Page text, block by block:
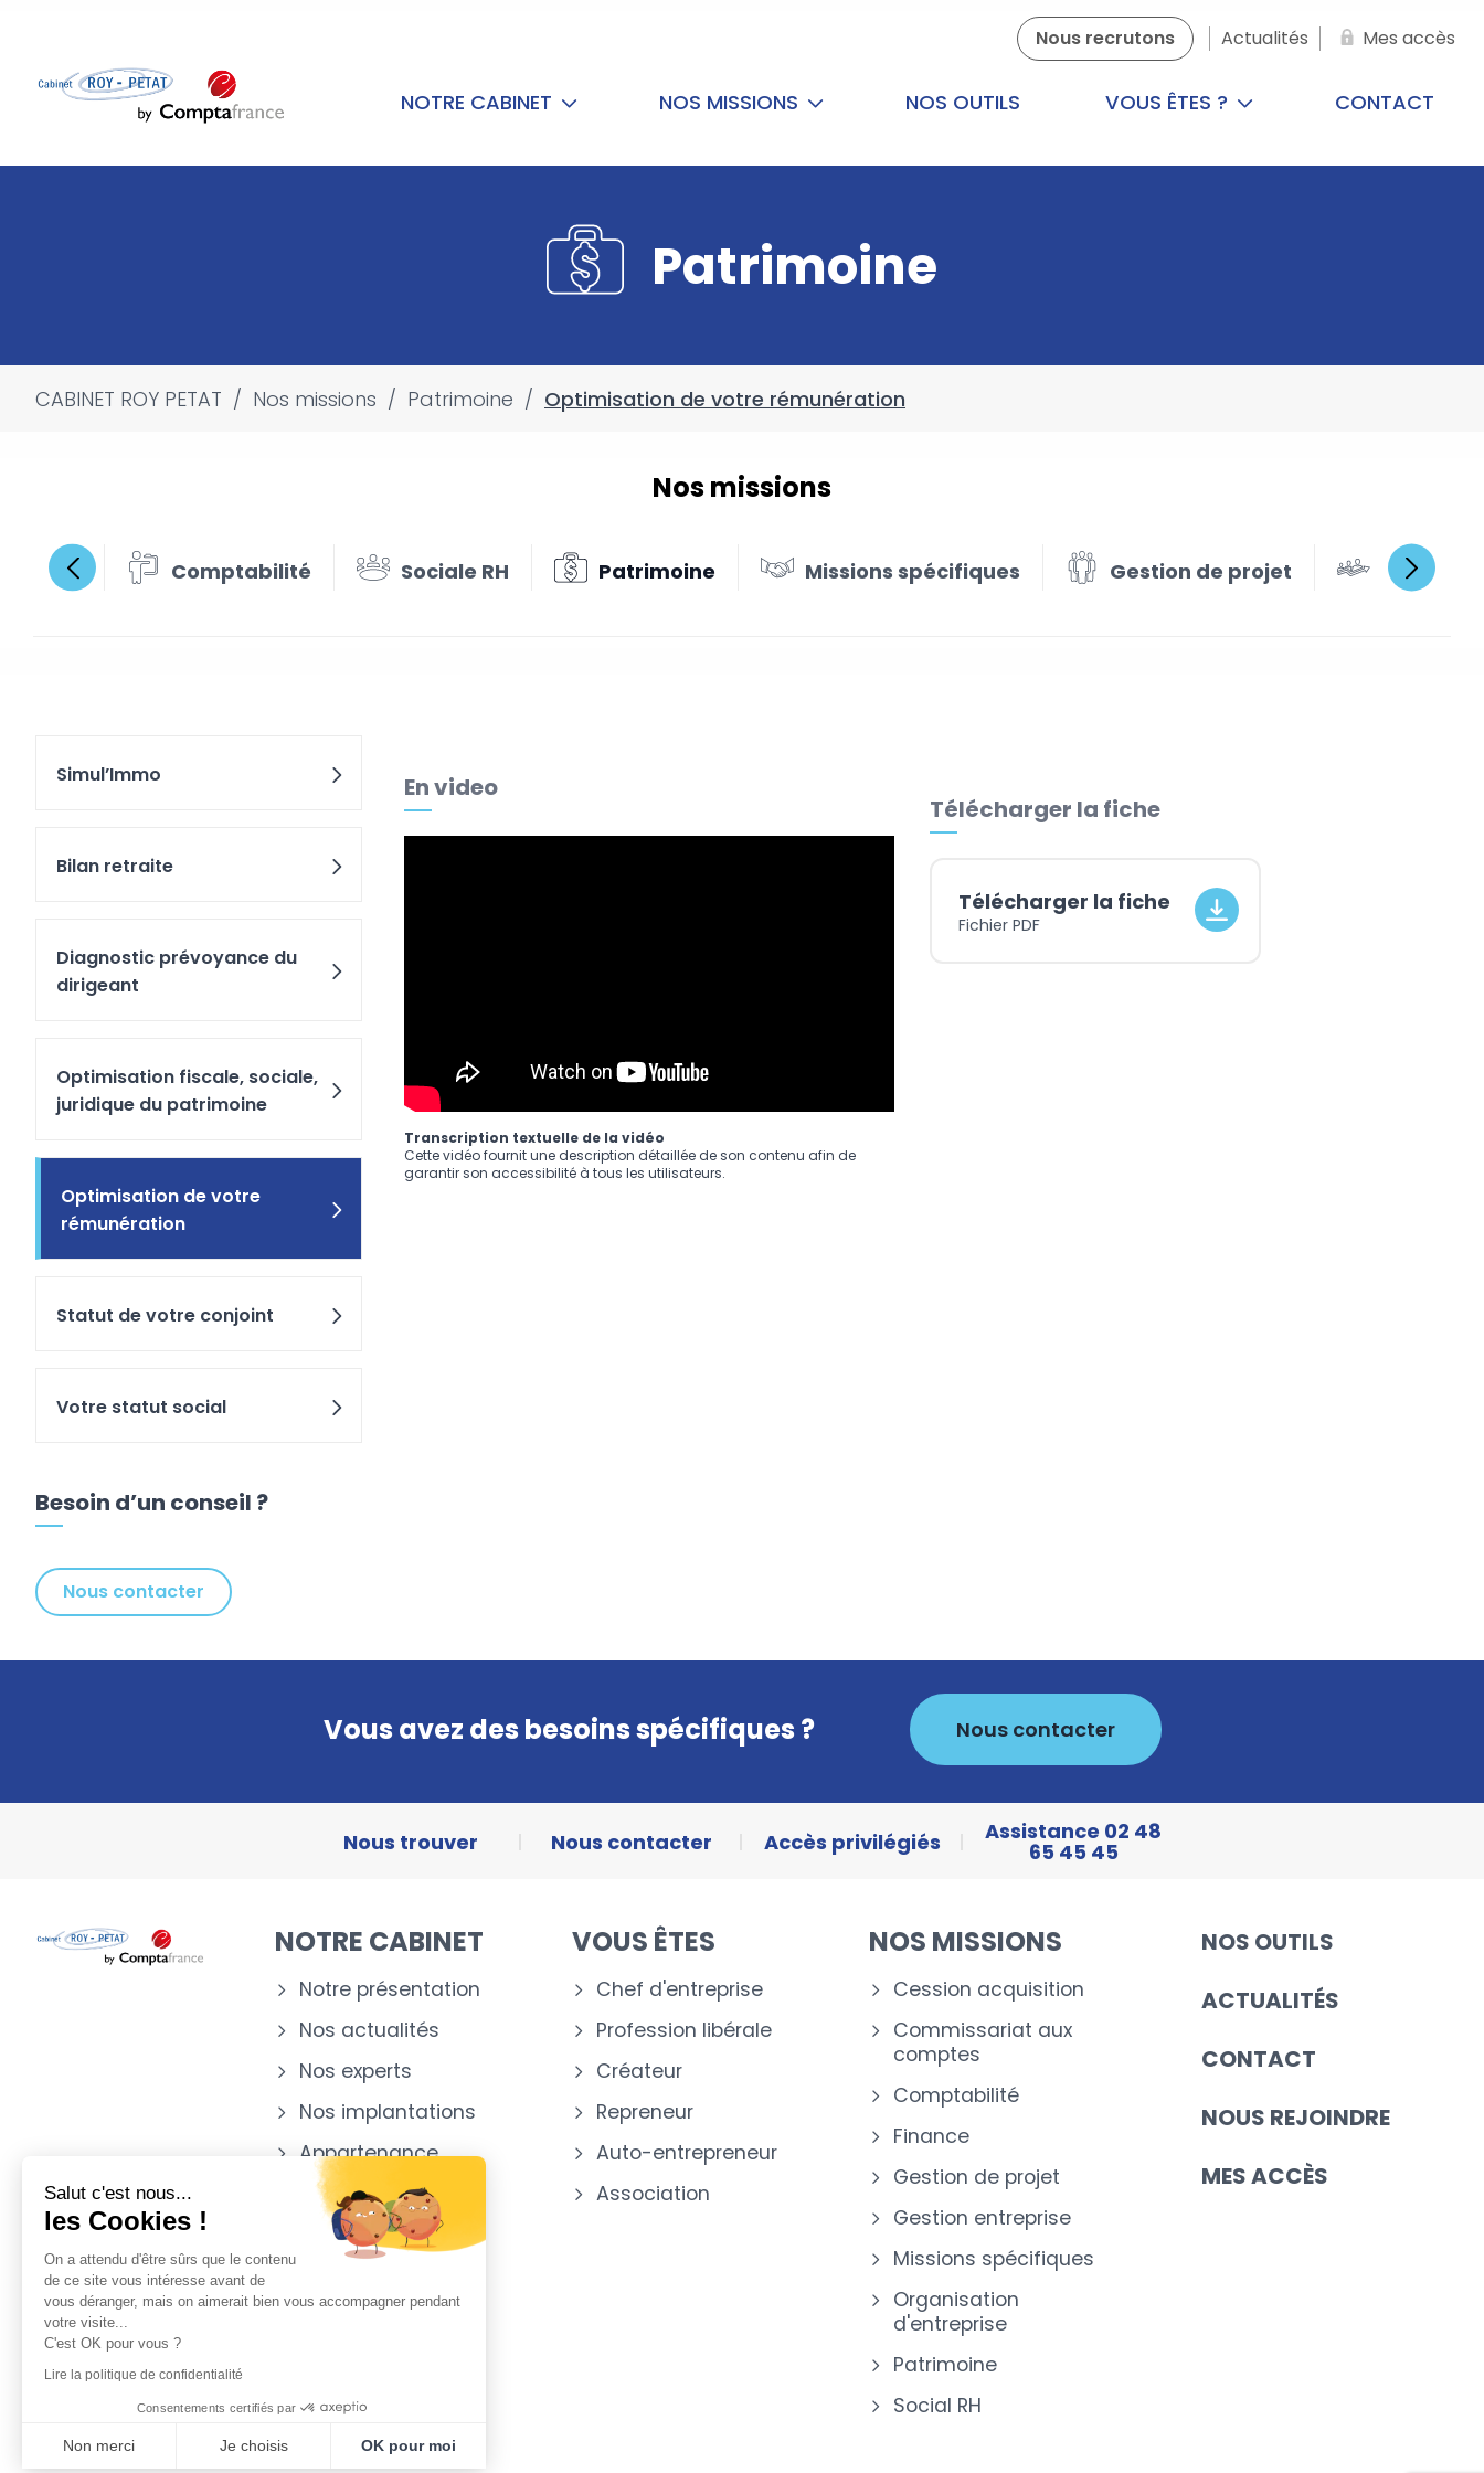
Nous recrutons Actualités Mes accès
NOTRE CABINET NOS MISSIONS NOS OUTILS VOUS ÊTES ? CONTACT
Patrimoine
CABINET ROY PETAT / Nos missions / Patrimoine / Optimisation de votre rémunération
Nos missions
Comptabilité Sociale RH Patrimoine Missions spécifiques Gestion de projet Gestion
Simul’Immo
Bilan retraite
Diagnostic prévoyance du
dirigeant
Optimisation fiscale, sociale,
juridique du patrimoine
Optimisation de votre
rémunération
Statut de votre conjoint
Votre statut social
Besoin d’un conseil ?
Nous contacter
En video
Transcription textuelle de la vidéo
Cette vidéo fournit une description détaillée de son contenu afin de
garantir son accessibilité à tous les utilisateurs.
Télécharger la fiche
Télécharger la fiche
Fichier PDF
Vous avez des besoins spécifiques ? Nous contacter
Nous trouver Nous contacter Accès privilégiés Assistance 02 48
65 45 45
NOTRE CABINET
Notre présentation
Nos actualités
Nos experts
Nos implantations
Appartenance
VOUS ÊTES
Chef d'entreprise
Profession libérale
Créateur
Repreneur
Auto-entrepreneur
Association
NOS MISSIONS
Cession acquisition
Commissariat aux
comptes
Comptabilité
Finance
Gestion de projet
Gestion entreprise
Missions spécifiques
Organisation
d'entreprise
Patrimoine
Social RH
NOS OUTILS
ACTUALITÉS
CONTACT
NOUS REJOINDRE
MES ACCÈS
Salut c'est nous...
les Cookies !
On a attendu d'être sûrs que le contenu
de ce site vous intéresse avant de
vous déranger, mais on aimerait bien vous accompagner pendant
votre visite...
C'est OK pour vous ?
Lire la politique de confidentialité
Consentements certifiés par
Non merci Je choisis OK pour moi